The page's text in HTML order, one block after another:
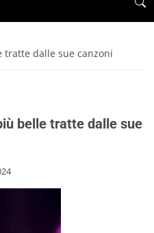
tratte dalle sue canzoni
belle tratte dalle sue